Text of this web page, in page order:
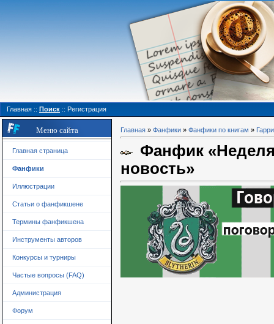
Главная :: Поиск :: Регистрация
Меню сайта
Главная страница
Фанфики
Иллюстрации
Статьи о фанфикшене
Термины фанфикшена
Инструменты авторов
Конкурсы и турниры
Частые вопросы (FAQ)
Администрация
Форум
Главная » Фанфики » Фанфики по книгам »
Фанфик
новость»